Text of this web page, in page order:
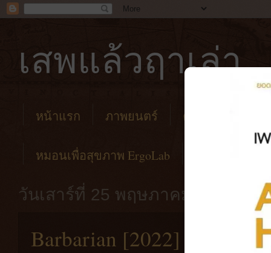
เสพแล้วฤาเล่า
หน้าแรก ภาพยนตร์ คาเฟ่
หมอนเพื่อสุขภาพ ErgoLab
วันเสาร์ที่ 25 พฤษภาคม พ.ศ.
Barbarian [2022] ไม่เคย